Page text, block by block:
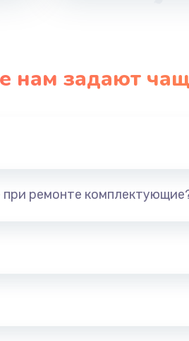
нам задают
при ремонте